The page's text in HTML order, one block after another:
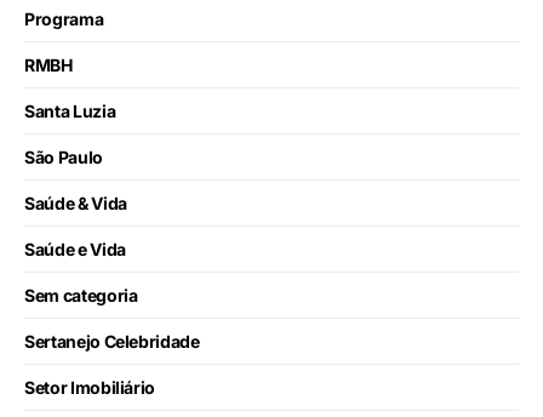
Programa
RMBH
Santa Luzia
São Paulo
Saúde & Vida
Saúde e Vida
Sem categoria
Sertanejo Celebridade
Setor Imobiliário